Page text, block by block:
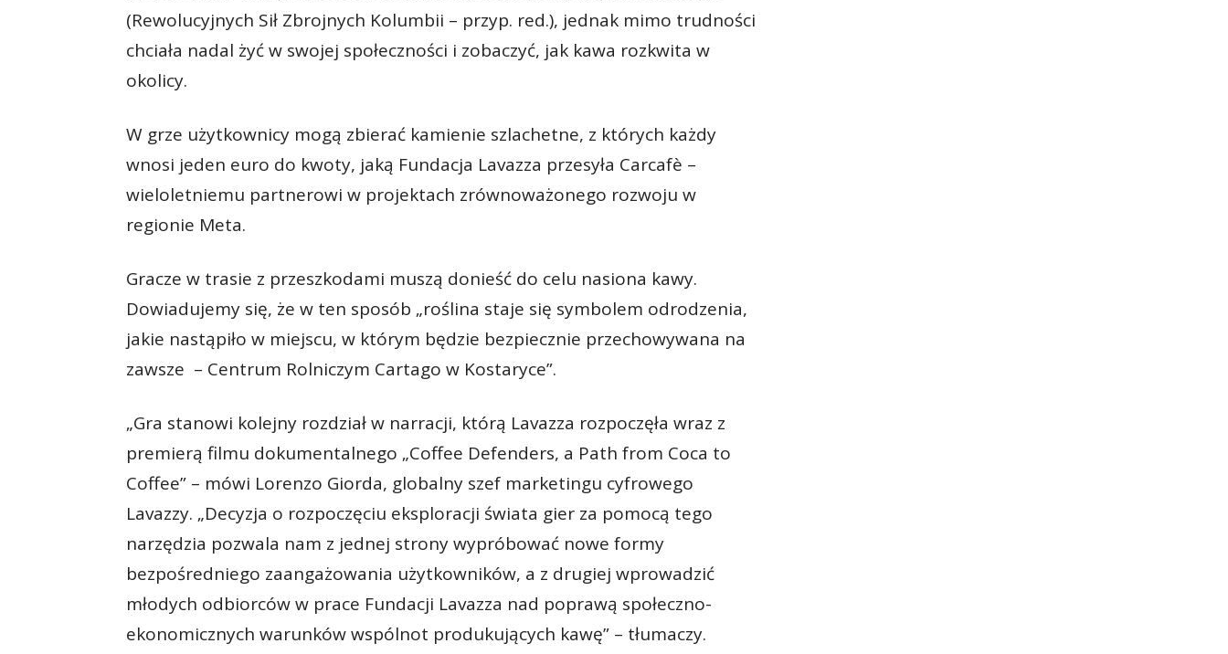
(Rewolucyjnych Sił Zbrojnych Kolumbii – przyp. red.), jednak mimo trudności
chciała nadal żyć w swojej społeczności i zobaczyć, jak kawa rozkwita w
okolicy.
W grze użytkownicy mogą zbierać kamienie szlachetne, z których każdy
wnosi jeden euro do kwoty, jaką Fundacja Lavazza przesyła Carcafè –
wieloletniemu partnerowi w projektach zrównoważonego rozwoju w
regionie Meta.
Gracze w trasie z przeszkodami muszą donieść do celu nasiona kawy.
Dowiadujemy się, że w ten sposób „roślina staje się symbolem odrodzenia,
jakie nastąpiło w miejscu, w którym będzie bezpiecznie przechowywana na
zawsze – Centrum Rolniczym Cartago w Kostaryce”.
„Gra stanowi kolejny rozdział w narracji, którą Lavazza rozpoczęła wraz z
premierą filmu dokumentalnego „Coffee Defenders, a Path from Coca to
Coffee” – mówi Lorenzo Giorda, globalny szef marketingu cyfrowego
Lavazzy. „Decyzja o rozpoczęciu eksploracji świata gier za pomocą tego
narzędzia pozwala nam z jednej strony wypróbować nowe formy
bezpośredniego zaangażowania użytkowników, a z drugiej wprowadzić
młodych odbiorców w prace Fundacji Lavazza nad poprawą społeczno-
ekonomicznych warunków wspólnot produkujących kawę” – tłumaczy.